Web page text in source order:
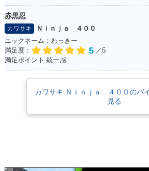
2018年 Ninja 400
KRT Edition・特
別・限定仕様
2018年 Ninja 40
ンジ
n・カラーチェンジ
赤黒忍
カワサキ
Ｎｉｎｊａ ４００
ニックネーム：わっきー
満足度：
5 ／5
満足ポイント:統一感
カワサキ Ｎｉｎｊａ ４００のバ
見る